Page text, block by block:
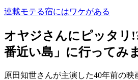
連載モテる宿にはワケがある
オヤジさんにピッタリ
番近い島」に行ってみ
原田知世さんが主演した40年前の